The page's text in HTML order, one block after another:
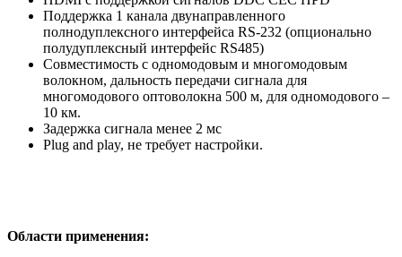
Поддержка 1 канала двунаправленного
полнодуплексного интерфейса RS-232 (опционально
полудуплексный интерфейс RS485)
Совместимость с одномодовым и многомодовым
волокном, дальность передачи сигнала для
многомодового оптоволокна 500 м, для одномодового –
10 км.
Задержка сигнала менее 2 мс
Plug and play, не требует настройки.
Области применения: